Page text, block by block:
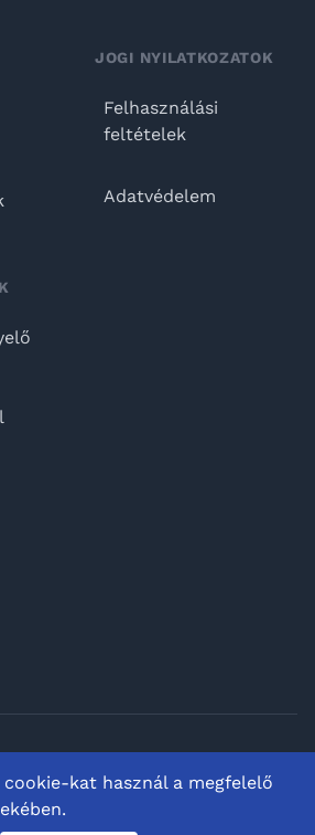
kat használ a megfelelő
JOGI NYILATKOZATOK
Felhasználási
feltételek
Adatvédelem